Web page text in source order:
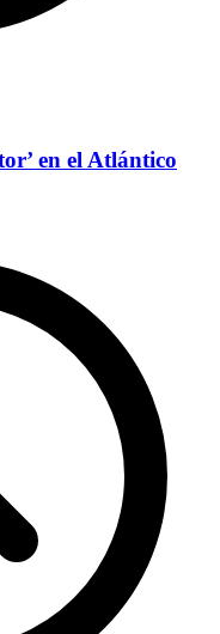
en el Atlántico